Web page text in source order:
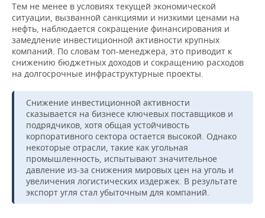
Тем не менее в условиях текущей экономической
ситуации, вызванной санкциями и низкими ценами на
нефть, наблюдается сокращение финансирования и
замедление инвестиционной активности крупных
компаний. По словам топ-менеджера, это приводит к
снижению бюджетных доходов и сокращению расходов
на долгосрочные инфраструктурные проекты.
Снижение инвестиционной активности
сказывается на бизнесе ключевых поставщиков и
подрядчиков, хотя общая устойчивость
корпоративного сектора остается высокой. Однако
некоторые отрасли, такие как угольная
промышленность, испытывают значительное
давление из-за снижения мировых цен на уголь и
увеличения логистических издержек. В результате
экспорт угля стал убыточным для компаний.